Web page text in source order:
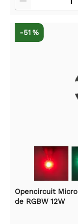
-51 %
Opencircuit
de RGBW 12W